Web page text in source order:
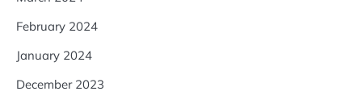
February 2024
January 2024
December 2023